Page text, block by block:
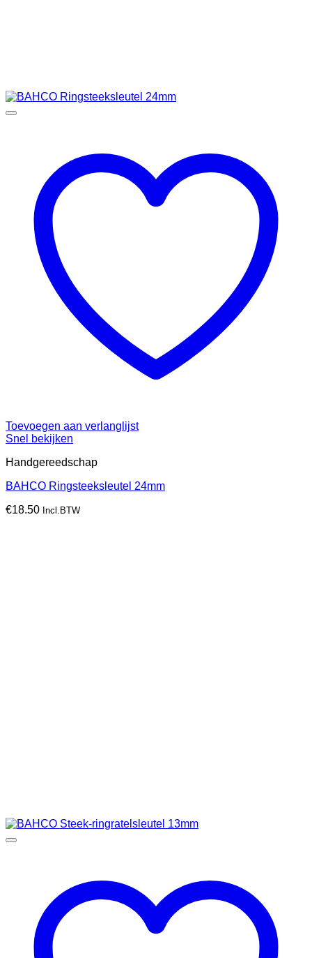
Toevoegen aan verlanglijst
Snel bekijken
Handgereedschap
BAHCO Ringsteeksleutel 24mm
€18.50 Incl.BTW